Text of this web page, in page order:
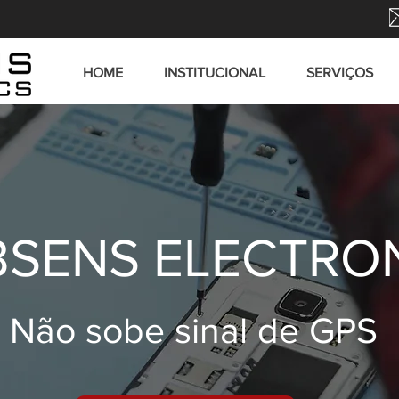
HOME INSTITUCIONAL SERVIÇOS
Não sobe sinal de GPS